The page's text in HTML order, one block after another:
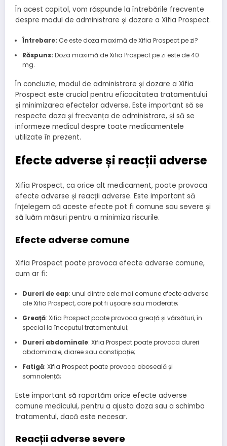
În acest capitol, vom răspunde la întrebările frecvente
despre modul de administrare și dozare a Xifia Prospect.
Întrebare: Ce este doza maximă de Xifia Prospect pe zi?
Răspuns: Doza maximă de Xifia Prospect pe zi este de 40
mg.
În concluzie, modul de administrare și dozare a Xifia
Prospect este crucial pentru eficacitatea tratamentului
și minimizarea efectelor adverse. Este important să se
respecte doza și frecvența de administrare, și să se
informeze medicul despre toate medicamentele
utilizate în prezent.
Efecte adverse și reacții adverse
Xifia Prospect, ca orice alt medicament, poate provoca
efecte adverse și reacții adverse. Este important să
înțelegem că aceste efecte pot fi comune sau severe și
să luăm măsuri pentru a minimiza riscurile.
Efecte adverse comune
Xifia Prospect poate provoca efecte adverse comune,
cum ar fi:
Dureri de cap: unul dintre cele mai comune efecte adverse
ale Xifia Prospect, care pot fi ușoare sau moderate;
Greață: Xifia Prospect poate provoca greață și vărsături, în
special la începutul tratamentului;
Dureri abdominale: Xifia Prospect poate provoca dureri
abdominale, diaree sau constipație;
Fatigă: Xifia Prospect poate provoca oboseală și
somnolență;
Este important să raportăm orice efecte adverse
comune medicului, pentru a ajusta doza sau a schimba
tratamentul, dacă este necesar.
Reacții adverse severe